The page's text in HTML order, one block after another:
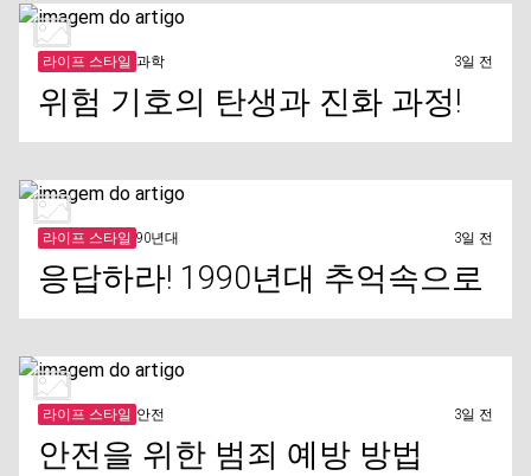
라이프 스타일 과학 3일 전
위험 기호의 탄생과 진화 과정!
라이프 스타일 90년대 3일 전
응답하라! 1990년대 추억속으로
라이프 스타일 안전 3일 전
안전을 위한 범죄 예방 방법